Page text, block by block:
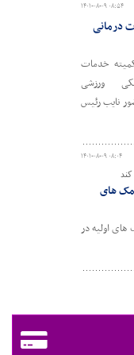
۱۴۰۱-۰۸-۰۹ ۰۸:۵۴
درمانی
خدمات
ورزشی
جاری با حضور نایب رئیس
۱۴۰۱-۰۸-۰۹ ۰۸:۰۴
های
اولیه در